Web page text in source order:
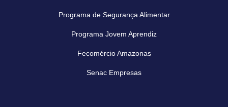
Programa de Segurança Alimentar
Programa Jovem Aprendiz
Fecomércio Amazonas
Senac Empresas